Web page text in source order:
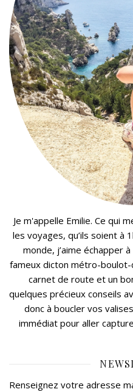
Je m'appelle Emilie. Ce qui
les voyages, qu’ils soient à
monde, j’aime échapper
fameux dicton métro-boulot-
carnet de route et un
quelques précieux conseils
donc à boucler vos
immédiat pour aller
Renseignez votre adresse